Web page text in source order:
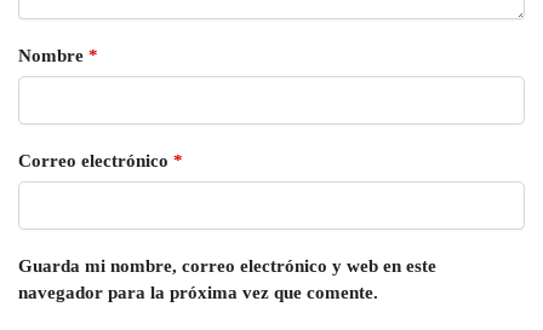
Nombre *
Correo electrónico *
Guarda mi nombre, correo electrónico y web en este
navegador para la próxima vez que comente.